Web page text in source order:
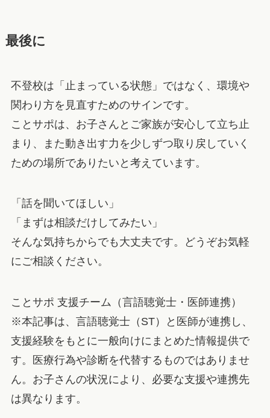
最後に
不登校は「止まっている状態」ではなく、環境や
関わり方を見直すためのサインです。
ことサポは、お子さんとご家族が安心して立ち止
まり、また動き出す力を少しずつ取り戻していく
ための場所でありたいと考えています。
「話を聞いてほしい」
「まずは相談だけしてみたい」
そんな気持ちからでも大丈夫です。どうぞお気軽
にご相談ください。
ことサポ 支援チーム（言語聴覚士・医師連携）
※本記事は、言語聴覚士（ST）と医師が連携し、
支援経験をもとに一般向けにまとめた情報提供で
す。医療行為や診断を代替するものではありませ
ん。お子さんの状況により、必要な支援や連携先
は異なります。